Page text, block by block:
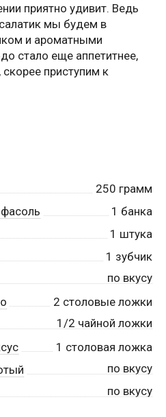
приятно удивит. Ведь
мы будем в
и ароматными
стало еще аппетитнее,
приступим к
250 грамм
1 банка
1 штука
1 зубчик
по вкусу
2 столовые ложки
1/2 чайной ложки
1 столовая ложка
по вкусу
по вкусу